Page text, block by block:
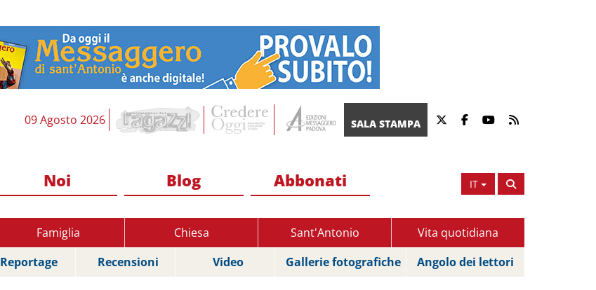
09 Agosto 2026 SALA STAMPA
IT
Noi Blog Abbonati
Famiglia Chiesa Sant'Antonio
Vita quotidiana
Reportage Recensioni Video Gallerie fotografiche Angolo dei lettori